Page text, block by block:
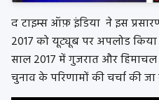
द टाइम्स ऑफ़ इंडिया ने इस
2017 को यूट्यूब पर अपलोड किया
साल 2017 में गुजरात और हिमाचल
चुनाव के परिणामों की चर्चा की जा